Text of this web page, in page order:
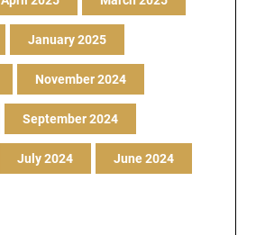
January 2025
November 2024
September 2024
July 2024 June 2024